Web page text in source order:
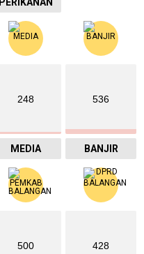
248
MEDIA
536
BANJIR
500 428